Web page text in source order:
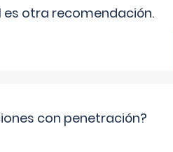
otra recomendación.
con penetración?